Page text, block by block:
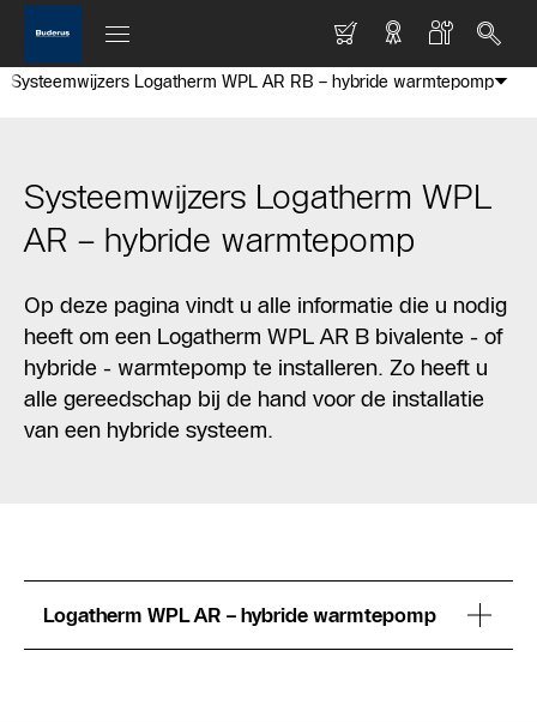
Systeemwijzers Logatherm WPL AR RB – hybride warmtepomp
Systeemwijzers Logatherm WPL
AR – hybride warmtepomp
Op deze pagina vindt u alle informatie die u nodig
heeft om een Logatherm WPL AR B bivalente - of
hybride - warmtepomp te installeren. Zo heeft u
alle gereedschap bij de hand voor de installatie
van een hybride systeem.
Logatherm WPL AR – hybride warmtepomp